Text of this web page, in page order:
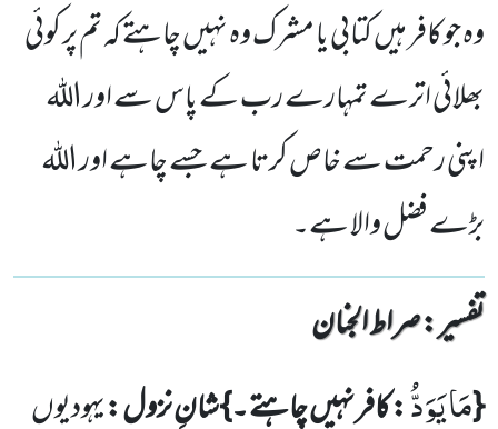
وہ جو کافر ہیں کتابی یا مشرک وہ نہیں چاہتے کہ تم پر کوئی
بھلائی اترے تمہارے رب کے پاس سے اور اللہ
اپنی رحمت سے خاص کرتا ہے جسے چاہے اور اللہ
بڑے فضل والا ہے۔
تفسیر : ‎صراط الجنان
{مَا یَوَدُّ: کافر نہیں چاہتے ۔}شانِ نزول :یہودیوں